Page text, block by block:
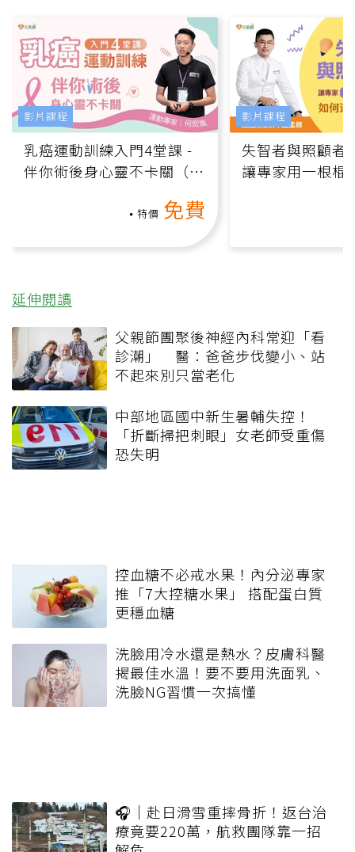
乳癌運動訓練入門4堂課 -
伴你術後身心靈不卡關（線
特價 免費
影片課程
失智者與照顧者
讓專家用一根棍
影片課程
延伸閱讀
父親節團聚後神經內科常迎「看
診潮」 醫：爸爸步伐變小、站
不起來別只當老化
中部地區國中新生暑輔失控！
「折斷掃把刺眼」女老師受重傷
恐失明
控血糖不必戒水果！內分泌專家
推「7大控糖水果」 搭配蛋白質
更穩血糖
洗臉用冷水還是熱水？皮膚科醫
揭最佳水溫！要不要用洗面乳、
洗臉NG習慣一次搞懂
🎧｜赴日滑雪重摔骨折！返台治
療竟要220萬，航救團隊靠一招